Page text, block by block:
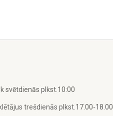
svētdienās plkst.10:00
trešdienās plkst.17.00-18.00